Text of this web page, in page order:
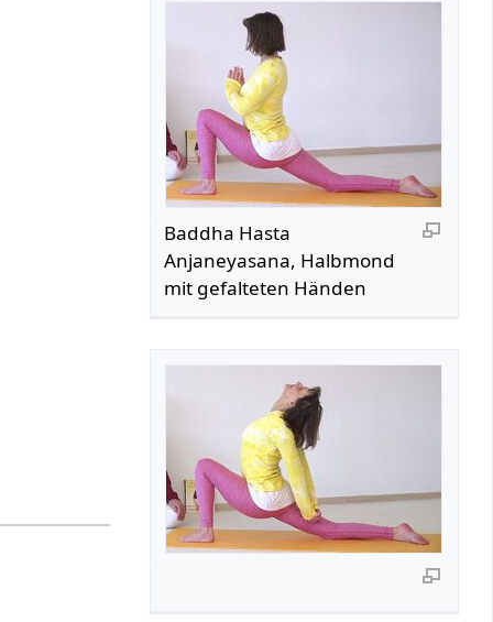
Baddha Hasta
Anjaneyasana, Halbmond
mit gefalteten Händen